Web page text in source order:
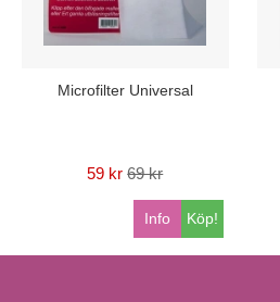
Microfilter Universal
59 kr 69 kr
Köp!
Info